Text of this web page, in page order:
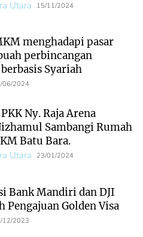
Utara 15/11/2024
menghadapi pasar
perbincangan
Ekonomi berbasis Syariah
06/2024
Ny. Raja Arena
Sambangi Rumah
Batu Bara.
Utara 23/01/2024
Bank Mandiri dan DJI
Pengajuan Golden Visa
12/2023